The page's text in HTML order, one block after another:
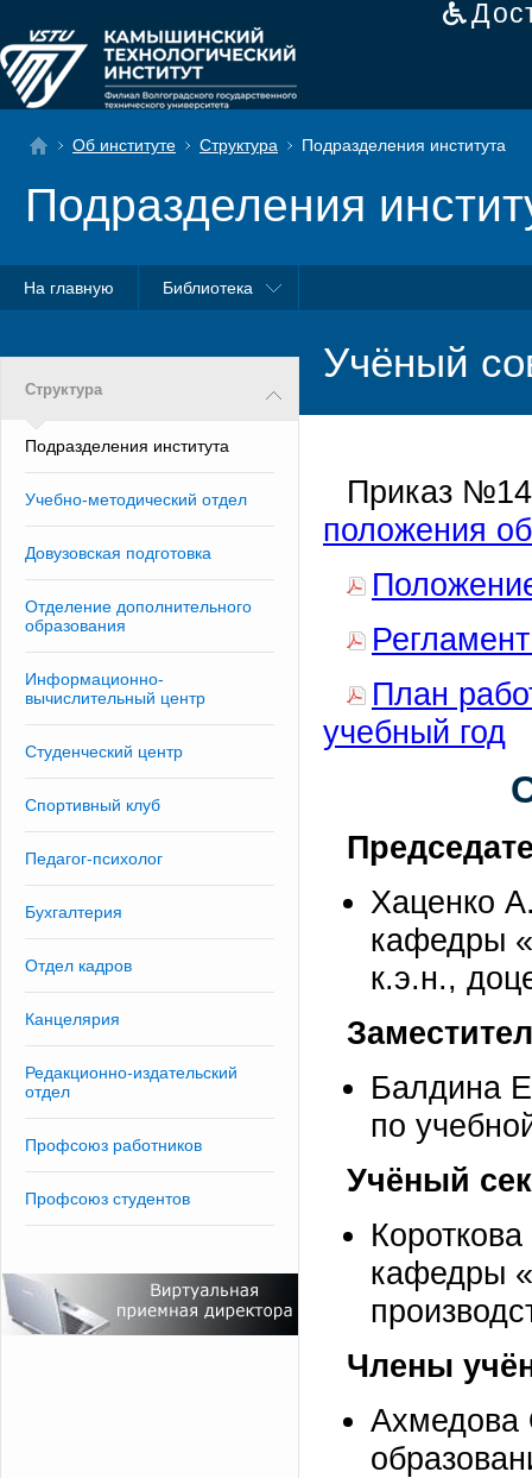
Об институте Структура Подразделения института
Подразделения
На главную Библиотека
Структура
Подразделения института
Учебно-методический отдел
Довузовская подготовка
Отделение дополнительного
образования
Информационно-
вычислительный центр
Студенческий центр
Спортивный клуб
Педагог-психолог
Бухгалтерия
Отдел кадров
Канцелярия
Редакционно-издательский
отдел
Профсоюз работников
Профсоюз студентов
Учёный
Приказ
положения
План
учебный год
Хаценко
кафедры
к.э.н.,
Балдина
по
Учёный
кафедры
Члены
Ахмедова